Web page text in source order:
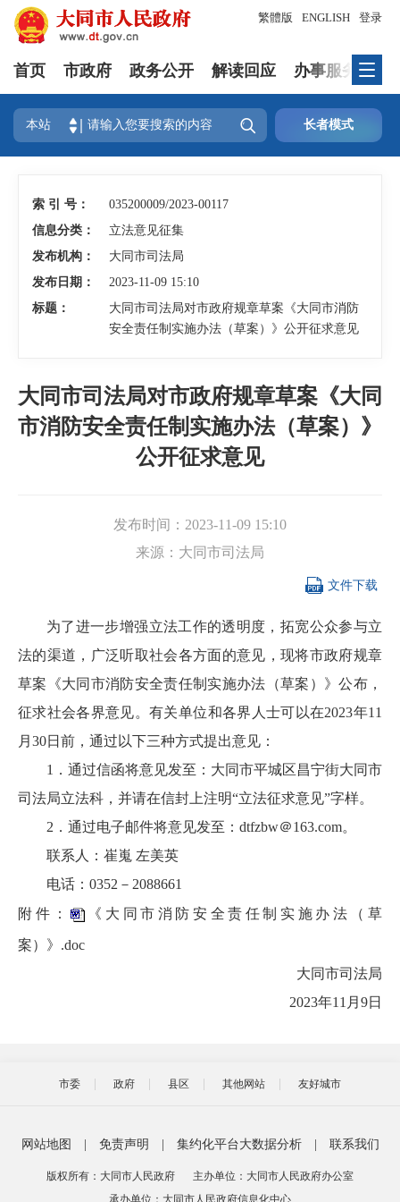
登录
繁體版 ENGLISH
首页 市政府 政务公开 解读回应 办事服务
本站  长者模式
索 引 号：
035200009/2023-00117
信息分类：
立法意见征集
发布机构：
大同市司法局
发布日期：
2023-11-09 15:10
标题：
大同市司法局对市政府规章草案《大同市消防
安全责任制实施办法（草案）》公开征求意见
大同市司法局对市政府规章草案《大同
市消防安全责任制实施办法（草案）》
公开征求意见
发布时间： 2023-11-09 15:10
来源： 大同市司法局
 文件下载
为了进一步增强立法工作的透明度，拓宽公众参与立
法的渠道，广泛听取社会各方面的意见，现将市政府规章
草案《大同市消防安全责任制实施办法（草案）》公布，
征求社会各界意见。有关单位和各界人士可以在2023年11
月30日前，通过以下三种方式提出意见：
1．通过信函将意见发至：大同市平城区昌宁街大同市
司法局立法科，并请在信封上注明“立法征求意见”字样。
2．通过电子邮件将意见发至：dtfzbw＠163.com。
联系人：崔嵬 左美英
电话：0352－2088661
附件：
《大同市消防安全责任制实施办法（草
案）》.doc
大同市司法局
2023年11月9日
市委 政府 县区 其他网站 友好城市
网站地图 免责声明 集约化平台大数据分析 联系我们
版权所有：大同市人民政府
主办单位：大同市人民政府办公室
承办单位：大同市人民政府信息化中心